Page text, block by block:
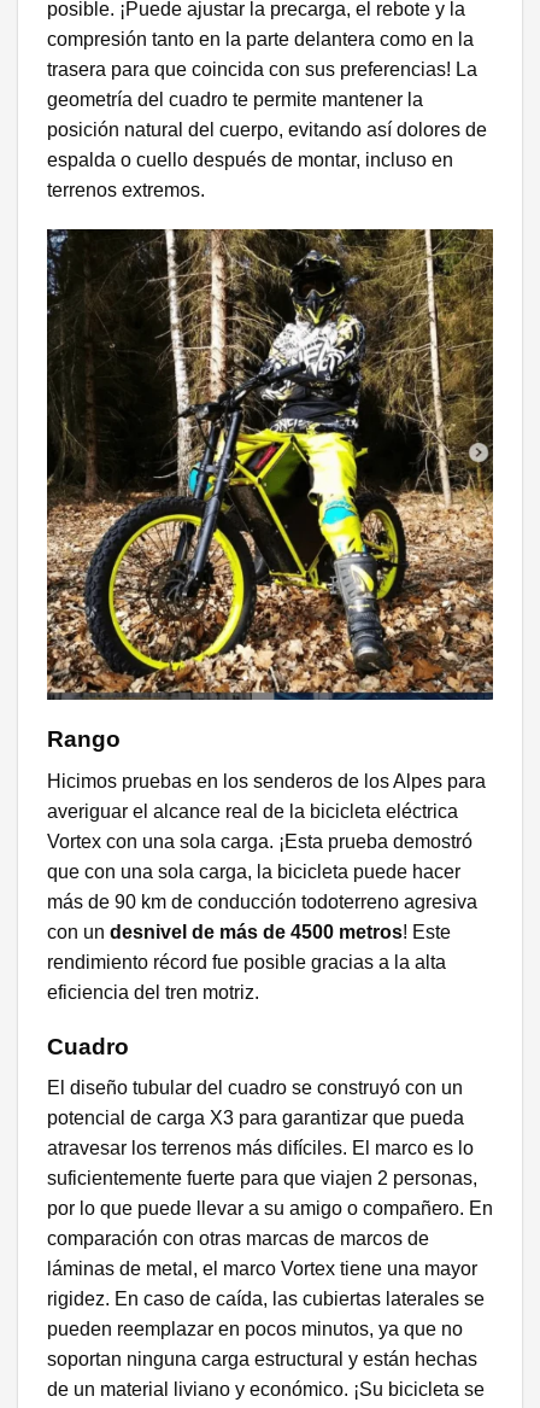
posible. ¡Puede ajustar la precarga, el rebote y la
compresión tanto en la parte delantera como en la
trasera para que coincida con sus preferencias! La
geometría del cuadro te permite mantener la
posición natural del cuerpo, evitando así dolores de
espalda o cuello después de montar, incluso en
terrenos extremos.
Rango
Hicimos pruebas en los senderos de los Alpes para
averiguar el alcance real de la bicicleta eléctrica
Vortex con una sola carga. ¡Esta prueba demostró
que con una sola carga, la bicicleta puede hacer
más de 90 km de conducción todoterreno agresiva
con un desnivel de más de 4500 metros! Este
rendimiento récord fue posible gracias a la alta
eficiencia del tren motriz.
Cuadro
El diseño tubular del cuadro se construyó con un
potencial de carga X3 para garantizar que pueda
atravesar los terrenos más difíciles. El marco es lo
suficientemente fuerte para que viajen 2 personas,
por lo que puede llevar a su amigo o compañero. En
comparación con otras marcas de marcos de
láminas de metal, el marco Vortex tiene una mayor
rigidez. En caso de caída, las cubiertas laterales se
pueden reemplazar en pocos minutos, ya que no
soportan ninguna carga estructural y están hechas
de un material liviano y económico. ¡Su bicicleta se